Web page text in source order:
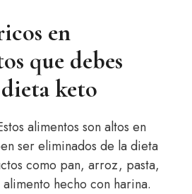
en
que debes
keto
alimentos son altos en
ser eliminados de la dieta
como pan, arroz, pasta,
hecho con harina.